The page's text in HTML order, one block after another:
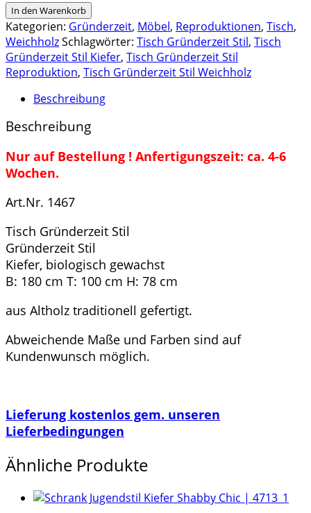
Tisch
Gründerzeit
Stil,
Kiefer
Menge
In den Warenkorb
Kategorien: Gründerzeit, Möbel, Reproduktionen, Tisch,
WeichholzSchlagwörter: Tisch Gründerzeit Stil, Tisch
Gründerzeit Stil Kiefer, Tisch Gründerzeit Stil
Reproduktion, Tisch Gründerzeit Stil Weichholz
Beschreibung
Beschreibung
Nur auf Bestellung ! Anfertigungszeit: ca. 4-6
Wochen.
Art.Nr. 1467
Tisch Gründerzeit Stil
Gründerzeit Stil
Kiefer, biologisch gewachst
B: 180 cm T: 100 cm H: 78 cm
aus Altholz traditionell gefertigt.
Abweichende Maße und Farben sind auf
Kundenwunsch möglich.
Lieferung kostenlos gem. unseren
Lieferbedingungen
Ähnliche Produkte